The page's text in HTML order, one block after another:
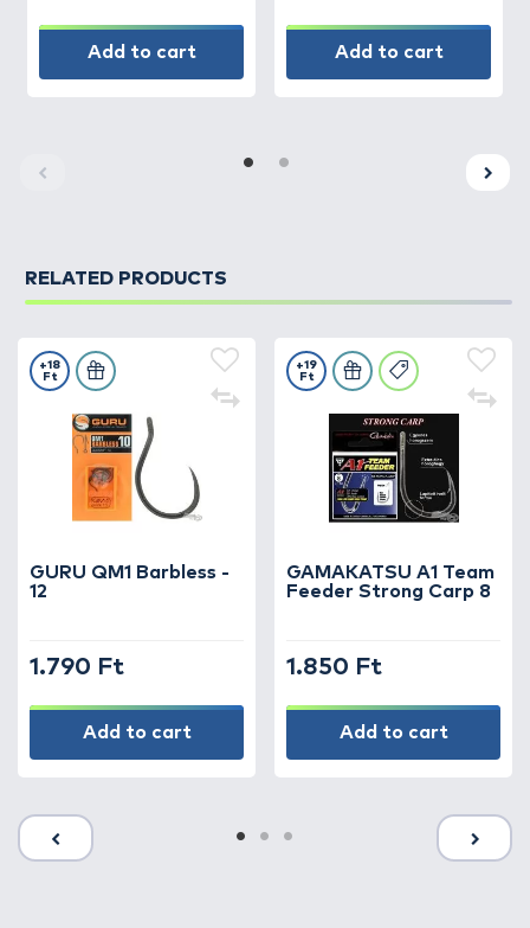
Add to cart Add to cart
RELATED PRODUCTS
GURU QM1 Barbless -
12
+18
Ft
1.790 Ft
Add to cart
GAMAKATSU A1 Team
Feeder Strong Carp 8
+19
Ft
1.850 Ft
Add to cart